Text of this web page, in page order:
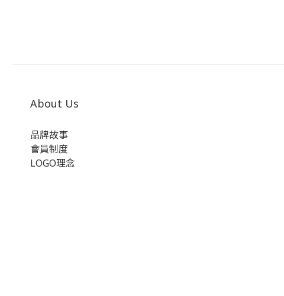
About Us
品牌故事
會員制度
LOGO理念